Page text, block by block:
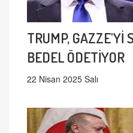
TRUMP, GAZZE'Yİ
BEDEL ÖDETİYOR
22 Nisan 2025 Salı